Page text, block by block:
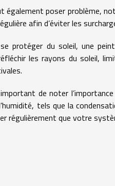
également poser problème,
afin d’éviter les
protéger du soleil, une
les rayons du soleil,
de noter
tels que la
régulièrement que votre